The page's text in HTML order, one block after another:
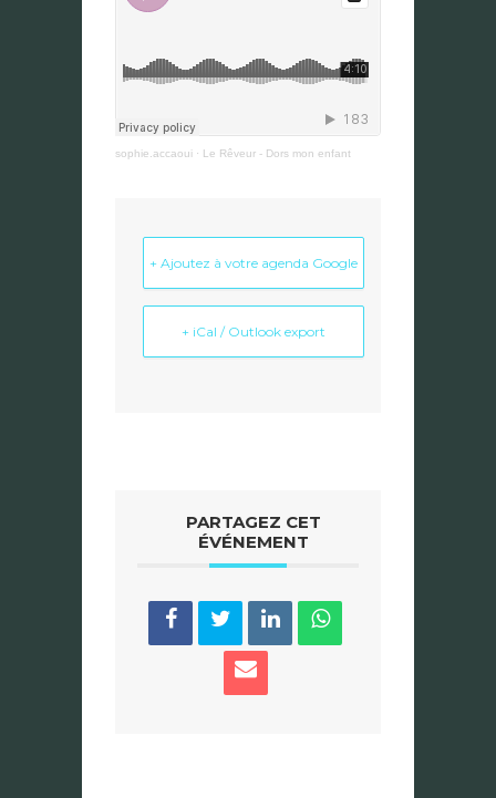
sophie.accaoui · Le Rêveur - Dors mon enfant
+ Ajoutez à votre agenda Google
+ iCal / Outlook export
PARTAGEZ CET
ÉVÉNEMENT